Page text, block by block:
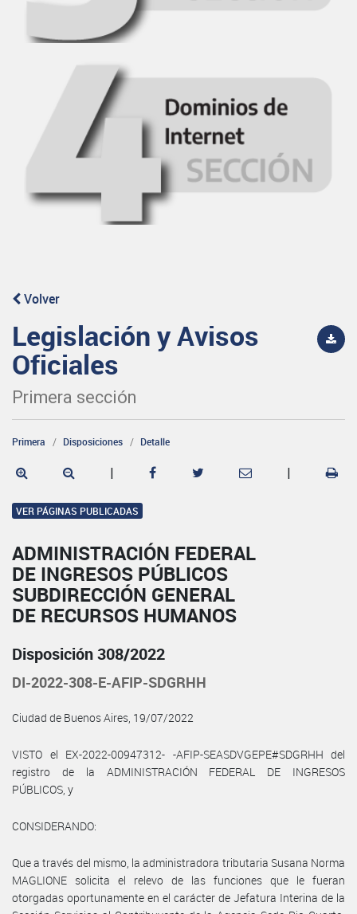
Volver
Legislación y Avisos
Oficiales
Primera sección
Primera Disposiciones Detalle
| |
VER PÁGINAS PUBLICADAS
ADMINISTRACIÓN FEDERAL
DE INGRESOS PÚBLICOS
SUBDIRECCIÓN GENERAL
DE RECURSOS HUMANOS
Disposición 308/2022
DI-2022-308-E-AFIP-SDGRHH
Ciudad de Buenos Aires, 19/07/2022
VISTO el EX-2022-00947312- -AFIP-SEASDVGEPE#SDGRHH del
registro de la ADMINISTRACIÓN FEDERAL DE INGRESOS
PÚBLICOS, y
CONSIDERANDO:
Que a través del mismo, la administradora tributaria Susana Norma
MAGLIONE solicita el relevo de las funciones que le fueran
otorgadas oportunamente en el carácter de Jefatura Interina de la